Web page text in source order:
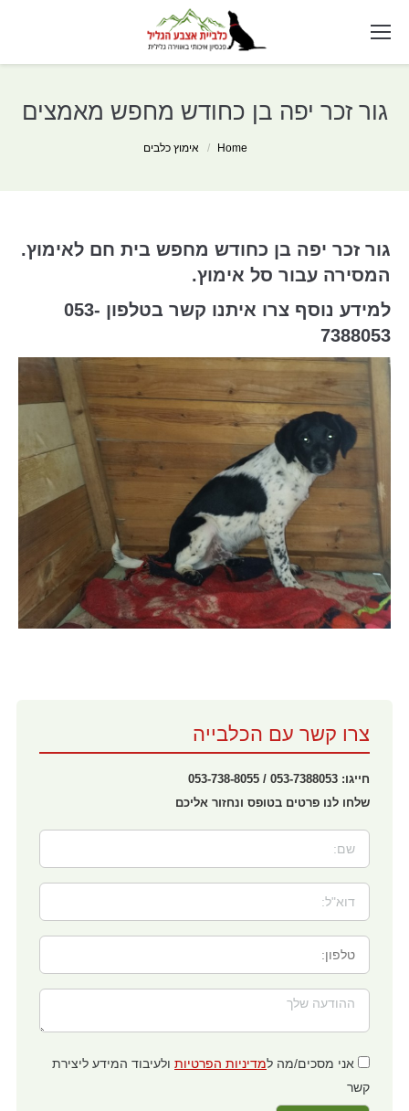
גור זכר יפה בן כחודש מחפש מאמצים
Home אימוץ כלבים
גור זכר יפה בן כחודש מחפש בית חם לאימוץ.
המסירה עבור סל אימוץ.
למידע נוסף צרו איתנו קשר בטלפון 053-
7388053
צרו קשר עם הכלבייה
חייגו: 053-7388053 / 053-738-8055
שלחו לנו פרטים בטופס ונחזור אליכם
אני מסכים/מה למדיניות הפרטיות ולעיבוד המידע ליצירת
קשר